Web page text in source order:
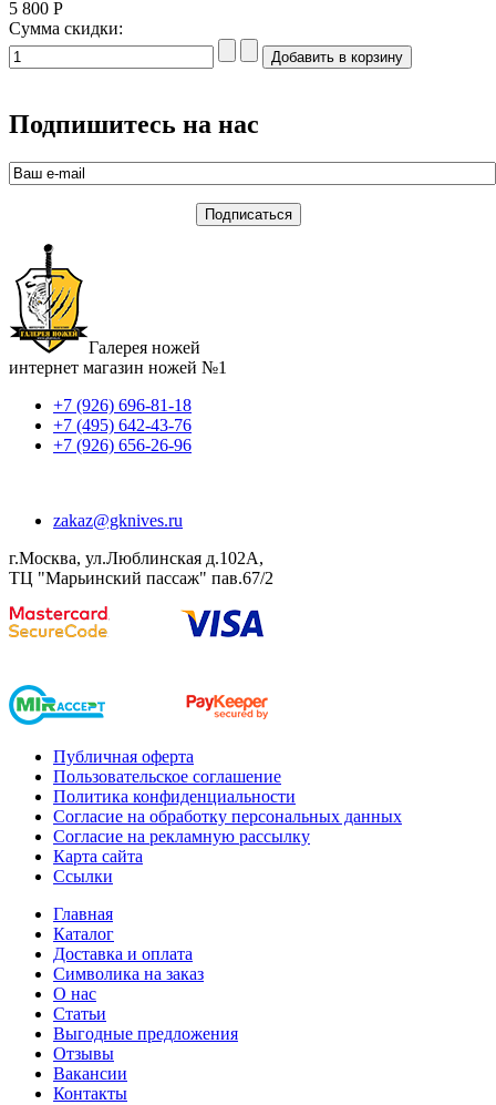
5 800 Р
Сумма скидки:
Подпишитесь на нас
Галерея ножей
интернет магазин ножей №1
+7 (926) 696-81-18
+7 (495) 642-43-76
+7 (926) 656-26-96
zakaz@gknives.ru
г.Москва, ул.Люблинская д.102А,
ТЦ "Марьинский пассаж" пав.67/2
Публичная оферта
Пользовательское соглашение
Политика конфиденциальности
Согласие на обработку персональных данных
Согласие на рекламную рассылку
Карта сайта
Ссылки
Главная
Каталог
Доставка и оплата
Символика на заказ
О нас
Статьи
Выгодные предложения
Отзывы
Вакансии
Контакты